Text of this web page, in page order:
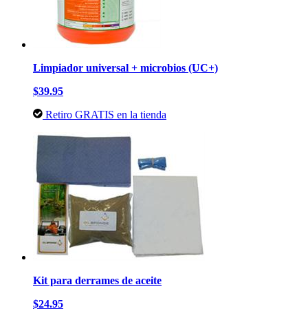
Limpiador universal + microbios (UC+)
$39.95
Retiro GRATIS en la tienda
Kit para derrames de aceite
$24.95